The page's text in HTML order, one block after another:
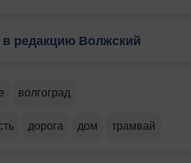
редакцию Волжский
волгоград
дорога дом трамвай